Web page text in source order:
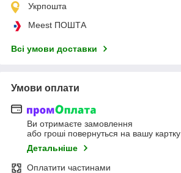
Укрпошта
Meest ПОШТА
Всі умови доставки
Умови оплати
Ви отримаєте замовлення
або гроші повернуться на вашу картку
Детальніше
Оплатити частинами